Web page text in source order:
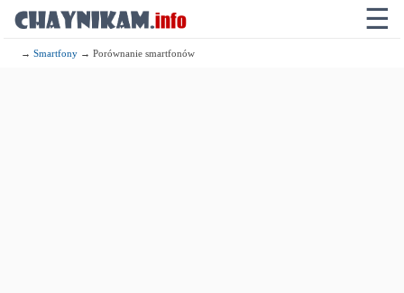
☰
→Smartfony → Porównanie smartfonów